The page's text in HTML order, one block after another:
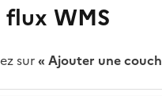
WMS
sur« Ajouter une